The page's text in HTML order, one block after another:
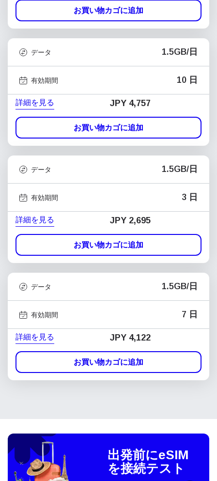
お買い物カゴに追加
データ 1.5GB/日
有効期間 10 日
詳細を見る JPY 4,757
お買い物カゴに追加
データ 1.5GB/日
有効期間 3 日
詳細を見る JPY 2,695
お買い物カゴに追加
データ 1.5GB/日
有効期間 7 日
詳細を見る JPY 4,122
お買い物カゴに追加
出発前にeSIM
を接続テスト